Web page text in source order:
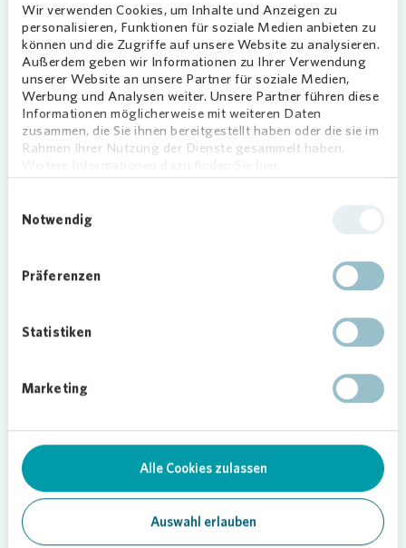
Wir verwenden Cookies, um Inhalte und Anzeigen zu
personalisieren, Funktionen für soziale Medien anbieten zu
können und die Zugriffe auf unsere Website zu analysieren.
Außerdem geben wir Informationen zu Ihrer Verwendung
unserer Website an unsere Partner für soziale Medien,
Werbung und Analysen weiter. Unsere Partner führen diese
Informationen möglicherweise mit weiteren Daten
zusammen, die Sie ihnen bereitgestellt haben oder die sie im
Rahmen Ihrer Nutzung der Dienste gesammelt haben.
Notwendig
Präferenzen
Statistiken
Marketing
Alle Cookies zulassen
Auswahl erlauben
Haus und in der Nachbarschaft ist die Aktion ein
fester Termin in der Vorweihnachtszeit.
Loading...
Nachbarschaft
„Es ist schön zu sehen, wie viele Kinder heute mit
ihren Familien in den Innenhof gekommen sind“,
Bewirtschafterin bei
zum Leuchten bringen und gleichzeitig die
Begegnungen im Quartier und tragen dazu bei,
dass sich die Menschen hier zu Hause fühlen.“
Auch Bewohner:innen ohne Kinder kamen vorbei